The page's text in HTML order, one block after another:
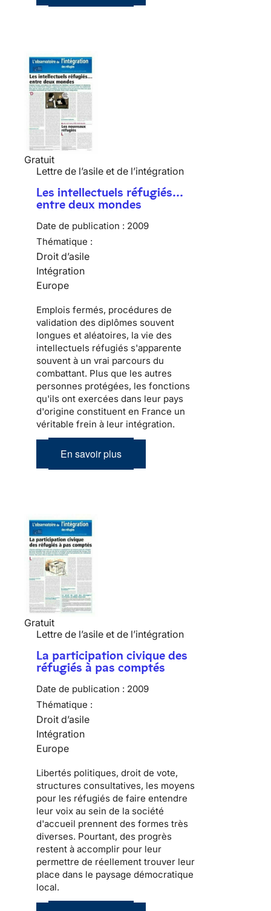
Gratuit
Lettre de l’asile et de l’intégration
Les intellectuels réfugiés…
entre deux mondes
Date de publication : 2009
Thématique :
Droit d’asile
Intégration
Europe
Emplois fermés, procédures de
validation des diplômes souvent
longues et aléatoires, la vie des
intellectuels réfugiés s'apparente
souvent à un vrai parcours du
combattant. Plus que les autres
personnes protégées, les fonctions
qu'ils ont exercées dans leur pays
d'origine constituent en France un
véritable frein à leur intégration.
En savoir plus
Gratuit
Lettre de l’asile et de l’intégration
La participation civique des
réfugiés à pas comptés
Date de publication : 2009
Thématique :
Droit d’asile
Intégration
Europe
Libertés politiques, droit de vote,
structures consultatives, les moyens
pour les réfugiés de faire entendre
leur voix au sein de la société
d'accueil prennent des formes très
diverses. Pourtant, des progrès
restent à accomplir pour leur
permettre de réellement trouver leur
place dans le paysage démocratique
local.